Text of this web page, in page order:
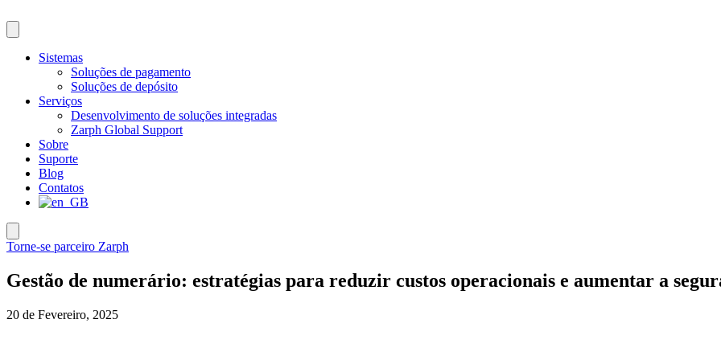
para
o
conteúdoSistemas
Soluções de pagamento
Soluções de depósito
Serviços
Desenvolvimento de soluções integradas
Zarph Global Support
Sobre
Suporte
Blog
Contatos
Torne-se parceiro Zarph
Gestão de numerário: estratégias para reduzir custos operacionais e aumentar a
20 de Fevereiro, 2025